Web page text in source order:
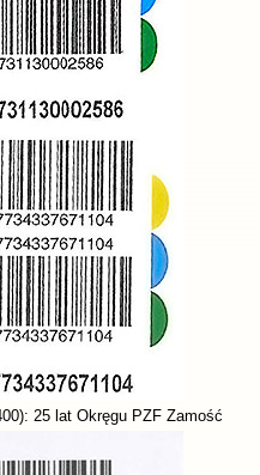
25 lat Okręgu PZF Zamość